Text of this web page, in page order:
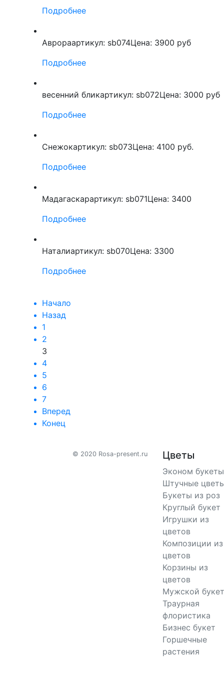
Подробнее
Аврораартикул: sb074Цена: 3900 руб
Подробнее
весенний бликартикул: sb072Цена: 3000 руб
Подробнее
Снежокартикул: sb073Цена: 4100 руб.
Подробнее
Мадагаскарартикул: sb071Цена: 3400
Подробнее
Наталиартикул: sb070Цена: 3300
Подробнее
Начало
Назад
1
2
3
4
5
6
7
Вперед
Конец
© 2020 Rosa-present.ru Цветы
Эконом букеты
Штучные
Букеты из роз
Круглый букет
Игрушки из
цветов
Композиции из
цветов
Корзины из
цветов
Мужской букет
Траурная
флористика
Бизнес букет
Горшечные
растения